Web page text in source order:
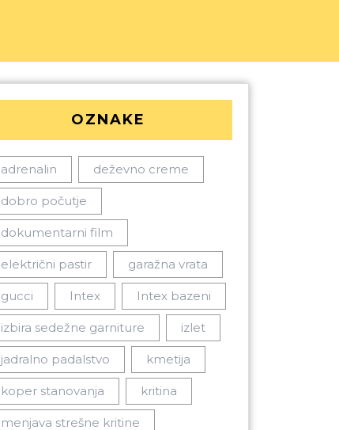
OZNAKE
adrenalin deževno creme
dobro počutje
dokumentarni film
električni pastir garažna vrata
gucci Intex Intex bazeni
izbira sedežne garniture izlet
jadralno padalstvo kmetija
koper stanovanja kritina
menjava strešne kritine